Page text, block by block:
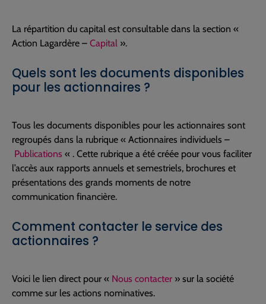
La répartition du capital est consultable dans la section «
Action Lagardère – Capital ».
Quels sont les documents disponibles
pour les actionnaires ?
Tous les documents disponibles pour les actionnaires sont
regroupés dans la rubrique « Actionnaires individuels –
Publications « . Cette rubrique a été créée pour vous faciliter
l’accès aux rapports annuels et semestriels, brochures et
présentations des grands moments de notre
communication financière.
Comment contacter le service des
actionnaires ?
Voici le lien direct pour « Nous contacter » sur la société
comme sur les actions nominatives.